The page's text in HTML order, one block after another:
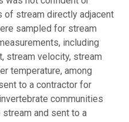
stream directly adjacent
sampled for stream
including
stream velocity, stream
temperature, among
to a contractor for
communities
and sent to a